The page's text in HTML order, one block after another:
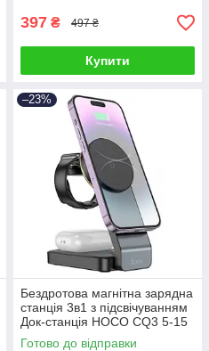
397 ₴ 497 ₴
Купити
–23%
Бездротова магнітна зарядна
станція 3в1 з підсвічуванням
Док-станція HOCO CQ3 5-15
Вт
Готово до відправки